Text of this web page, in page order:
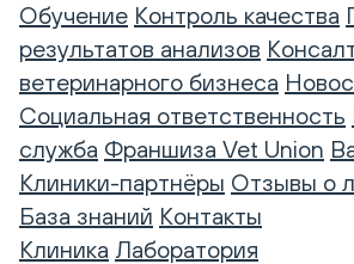
Обучение Контроль качества
результатов анализов
ветеринарного бизнеса
Социальная ответственность
служба Франшиза Vet Union
Клиники-партнёры Отзывы о
База знаний Контакты
Клиника Лаборатория